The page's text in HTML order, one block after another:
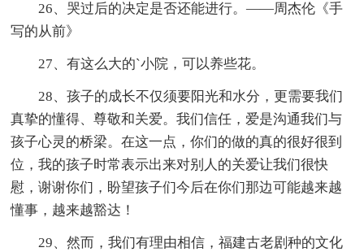
26、哭过后的决定是否还能进行。——周杰伦《手
写的从前》
27、有这么大的`小院，可以养些花。
28、孩子的成长不仅须要阳光和水分，更需要我们
真挚的懂得、尊敬和关爱。我们信任，爱是沟通我们与
孩子心灵的桥梁。在这一点，你们的做的真的很好很到
位，我的孩子时常表示出来对别人的关爱让我们很快
慰，谢谢你们，盼望孩子们今后在你们那边可能越来越
懂事，越来越豁达！
29、然而，我们有理由相信，福建古老剧种的文化